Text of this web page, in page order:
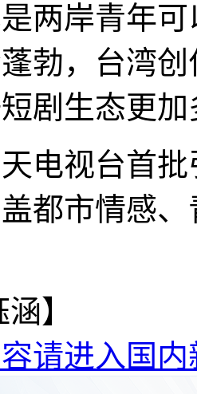
两岸青年
勃，台湾
剧生态更加
视台首批
都市情感
】
请进入国内